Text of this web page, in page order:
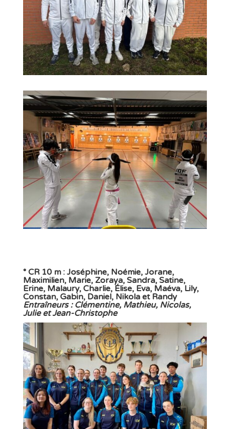
° CR 10 m : Joséphine, Noémie, Jorane,
Maximilien, Marie, Zoraya, Sandra, Satine,
Erine, Malaury, Charlie, Élise, Eva, Maéva, Lily,
Constan, Gabin, Daniel, Nikola et Randy
Entraîneurs : Clémentine, Mathieu, Nicolas,
Julie et Jean-Christophe